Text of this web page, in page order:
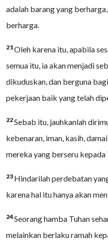
adalah barang yang
berharga.
21Oleh karena itu, apabila
semua itu, ia akan menjadi
dikuduskan, dan berguna
pekerjaan baik yang telah
22Sebab itu, jauhkanlah
kebenaran, iman, kasih,
mereka yang berseru kepada
23 Hindarilah perdebatan
karena hal itu hanya akan
24Seorang hamba Tuhan
melainkan berlaku ramah